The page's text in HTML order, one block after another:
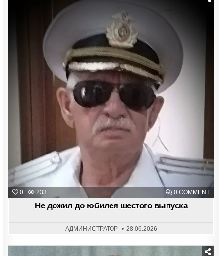
0 233 0 COMMENTON
НЕ
Posted
Не дожил до юбилея шестого выпуска
АДМИНИСТРАТОР 28.06.2026